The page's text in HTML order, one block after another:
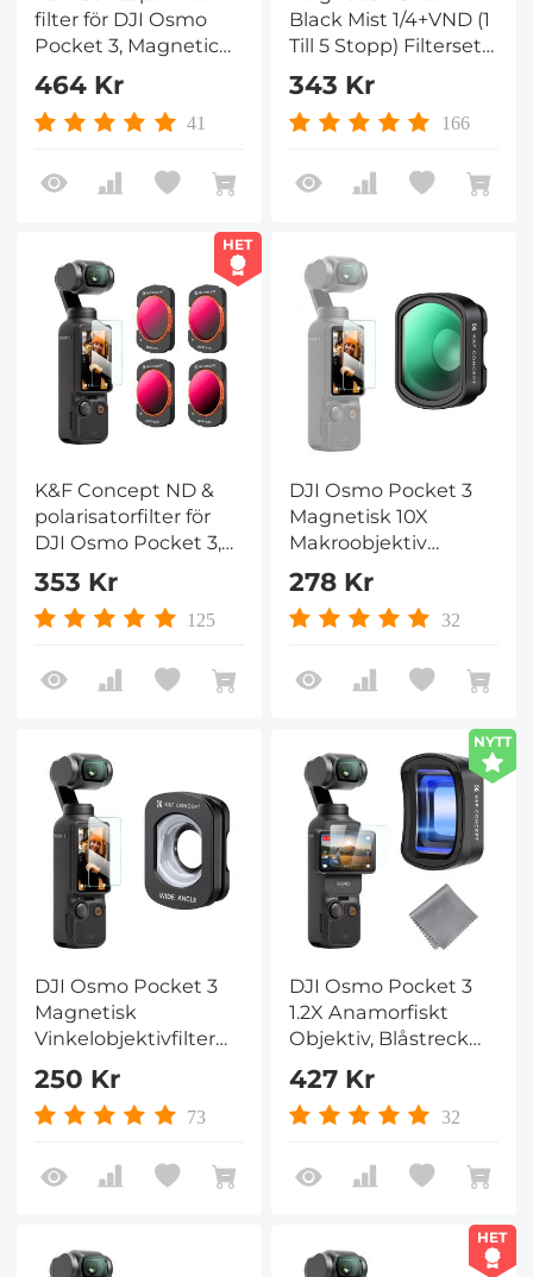
filter för DJI Osmo
Pocket 3, Magnetic
Variable ND2-32 +
ND32-512 Neutral
Density Filter 28-
HD Optiskt glas
464 Kr
41
Black Mist 1/4+VND (1
Till 5 Stopp) Filterset
För Dji Osmo Pocket
3, Multi-Coated/HD
Optiskt Glas/Kardan
343 Kr
166
HET
K&F Concept ND &
polarisatorfilter för
DJI Osmo Pocket 3,
Magnetic 2 in 1
ND8/PL+ND16/PL+ND32/PL+ND64/PL
Filter 4-pack Kit 28-
HD optiskt glas
353 Kr
125
DJI Osmo Pocket 3
Magnetisk 10X
Makroobjektiv
Tättfotofilter HD
Makrofotografiobjektiv,
Magnetisk Fästa /
Beläggning / Optiskt
278 Kr
32
DJI Osmo Pocket 3
Magnetisk
Vinkelobjektivfilter
Actionkameralinss
Tillbehör Magnetisk
Fästa / Flerbelagt /
250 Kr
73
NYTT
DJI Osmo Pocket 3
1.2X Anamorfiskt
Objektiv, Blåstreck
Effekt Bredskärms
Filmisk Objektiv,
Magnetisk Fästa /
Optiskt Glas
427 Kr
32
HET